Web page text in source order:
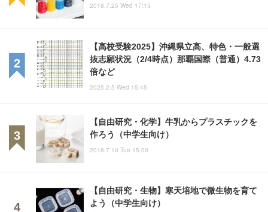
2018.7.25 Wed 17:15
【高校受験2025】沖縄県立高、特色・一般選
抜志願状況（2/4時点）那覇国際（普通）4.73
倍など
2025.2.5 Wed 15:45
【自由研究・化学】牛乳からプラスチックを
作ろう（中学生向け）
2018.7.10 Tue 15:00
【自由研究・生物】寒天培地で微生物を育て
よう（中学生向け）